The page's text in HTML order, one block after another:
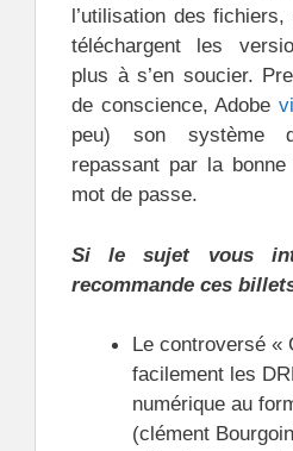
l’utilisation des
téléchargent les
plus à s’en soucier.
de conscience, Adobe
peu) son système
repassant par la
mot de passe.
Si le sujet vous
recommande ces
Le controversé «
facilement les
numérique au
(clément